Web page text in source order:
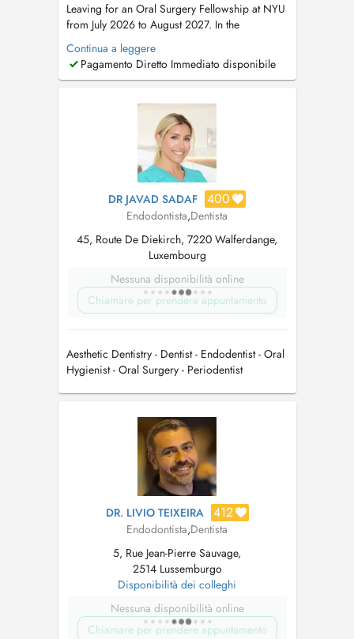
Leaving for an Oral Surgery Fellowship at NYU
from July 2026 to August 2027. In the
meantime, please book appointments with Dr
Maria Teresa Weitzel (8 rue Cyprien Merjai and
17 rue des Bains, 1st floor) or Dr Philippe
Continua a leggere
Pagamento Diretto Immediato disponibile
DR JAVAD SADAF 400
Endodontista,Dentista
45, Route De Diekirch, 7220 Walferdange,
Luxembourg
Nessuna disponibilità online
Chiamare per prendere appuntamento
Aesthetic Dentistry - Dentist - Endodentist - Oral
Hygienist - Oral Surgery - Periodentist
DR. LIVIO TEIXEIRA 412
Endodontista,Dentista
5, Rue Jean-Pierre Sauvage,
2514 Lussemburgo
Disponibilità dei colleghi
Nessuna disponibilità online
Chiamare per prendere appuntamento